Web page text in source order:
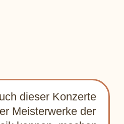
Katarina
Zvonar